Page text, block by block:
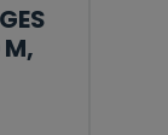
M,